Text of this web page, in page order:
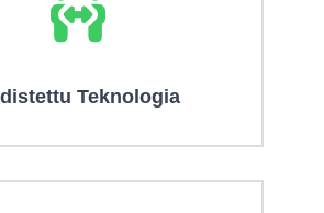
Teknologia